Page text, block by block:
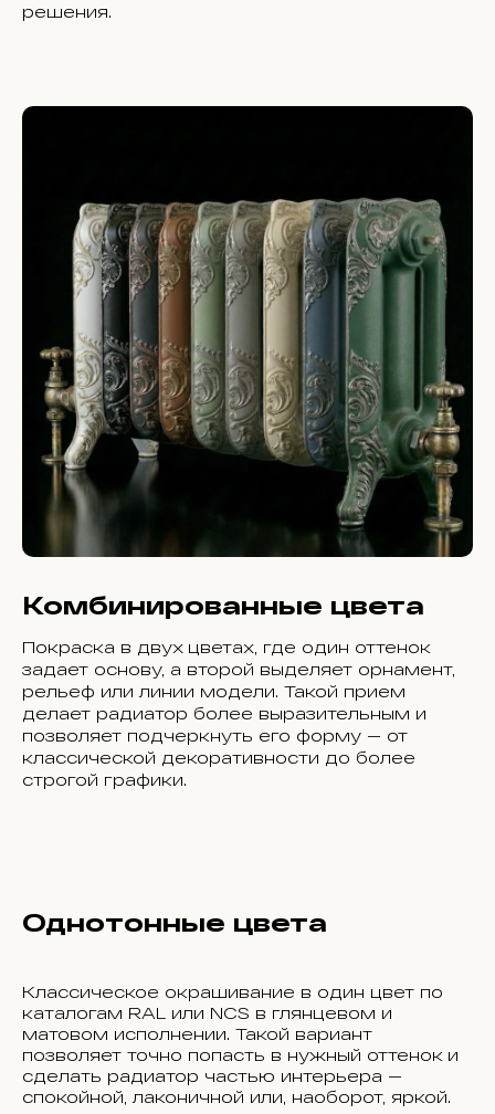
решения.
Комбинированные цвета
Покраска в двух цветах, где один оттенок
задает основу, а второй выделяет орнамент,
рельеф или линии модели. Такой прием
делает радиатор более выразительным и
позволяет подчеркнуть его форму — от
классической декоративности до более
строгой графики.
Однотонные цвета
Классическое окрашивание в один цвет по
каталогам RAL или NCS в глянцевом и
матовом исполнении. Такой вариант
позволяет точно попасть в нужный оттенок и
сделать радиатор частью интерьера —
спокойной, лаконичной или, наоборот, яркой.